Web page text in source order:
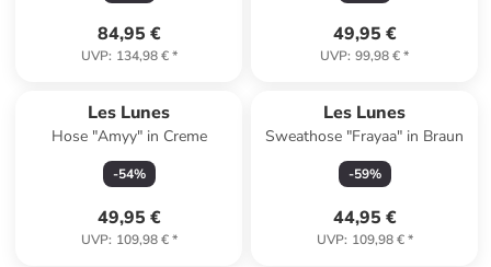
84,95 €
UVP: 134,98 €*
49,95 €
UVP: 99,98 €*
Les Lunes
Hose "Amyy" in Creme
-54%
49,95 €
UVP: 109,98 €*
Les Lunes
Sweathose "Frayaa" in Braun
-59%
44,95 €
UVP: 109,98 €*